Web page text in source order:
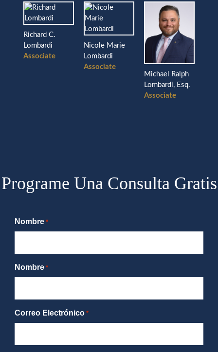
Nicole Marie
Lombardi
Donald Michael
Stanzione, Esq.
Associate
Programe Una Consulta Gratis
Nombre *
Nombre *
Correo Electrónico *